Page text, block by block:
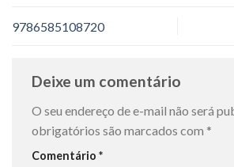
9786585108720
Deixe um comentário
O seu endereço de e-mail não será
obrigatórios são marcados com *
Comentário *